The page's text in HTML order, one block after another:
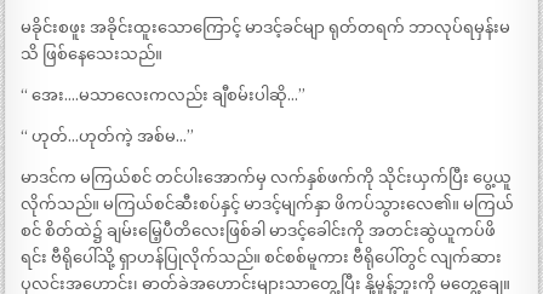
မခိုင်းစဖူး အခိုင်းထူးသောကြောင့် မာဒင့်ခင်မျာ ရုတ်တရက် ဘာလုပ်ရမှန်းမ
သိ ဖြစ်နေသေးသည်။
“ အေး….မသာလေးကလည်း ချီစမ်းပါဆို…”
“ ဟုတ်…ဟုတ်ကဲ့ အစ်မ…”
မာဒင်က မကြယ်စင် တင်ပါးအောက်မှ လက်နှစ်ဖက်ကို သိုင်းယှက်ပြီး ပွေ့ယူ
လိုက်သည်။ မကြယ်စင်ဆီးစပ်နှင့် မာဒင့်မျက်နှာ ဖိကပ်သွားလေ၏။ မကြယ်
စင် စိတ်ထဲ၌ ချမ်းမြေ့ပီတိလေးဖြစ်ခါ မာဒင့်ခေါင်းကို အတင်းဆွဲယူကပ်ဖိ
ရင်း ဗီရိုပေါ်သို့ ရှာဟန်ပြုလိုက်သည်။ စင်စစ်မူကား ဗီရိုပေါ်တွင် လျက်ဆား
ပုလင်းအဟောင်း၊ ဓာတ်ခဲအဟောင်းများသာတွေ့ပြီး နို့မှုန့်ဘူးကို မတွေ့ချေ။